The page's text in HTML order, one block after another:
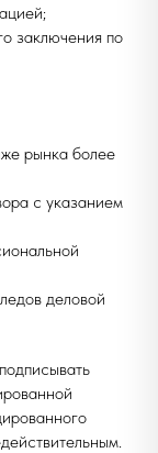
заключения по
рынка более
с указанием
деловой